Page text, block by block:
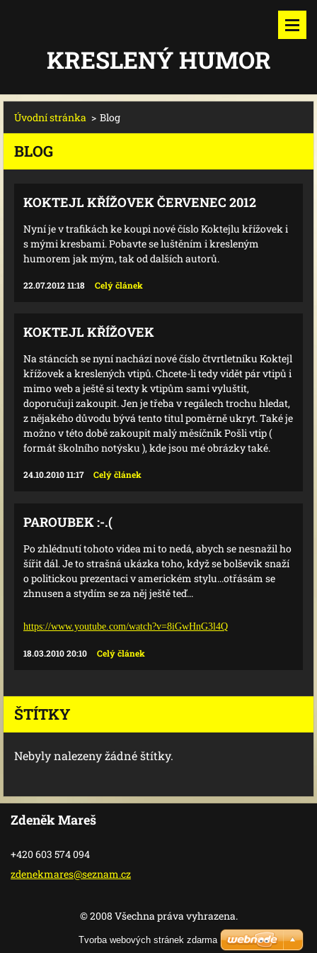
KRESLENÝ HUMOR
Úvodní stránka > Blog
BLOG
KOKTEJL KŘÍŽOVEK ČERVENEC 2012
Nyní je v trafikách ke koupi nové číslo Koktejlu křížovek i
s mými kresbami. Pobavte se luštěním i kresleným
humorem jak mým, tak od dalších autorů.
22.07.2012 11:18 Celý článek
KOKTEJL KŘÍŽOVEK
Na stáncích se nyní nachází nové číslo čtvrtletníku Koktejl
křížovek a kreslených vtipů. Chcete-li tedy vidět pár vtipů i
mimo web a ještě si texty k vtipům sami vyluštit,
doporučuji zakoupit. Jen je třeba v regálech trochu hledat,
z nějakého důvodu bývá tento titul poměrně ukryt. Také je
možno v této době zakoupit malý měsíčník Pošli vtip (
formát školního notýsku ), kde jsou mé obrázky také.
24.10.2010 11:17 Celý článek
PAROUBEK :-.(
Po zhlédnutí tohoto videa mi to nedá, abych se nesnažil ho
šířit dál. Je to strašná ukázka toho, když se bolševik snaží
o politickou prezentaci v americkém stylu...otřásám se
zhnusen a stydím se za něj ještě teď...
https://www.youtube.com/watch?v=8iGwHnG3l4Q
18.03.2010 20:10 Celý článek
ŠTÍTKY
Nebyly nalezeny žádné štítky.
Zdeněk Mareš
+420 603 574 094
zdenekmares@seznam.cz
© 2008 Všechna práva vyhrazena.
Tvorba webových stránek zdarma